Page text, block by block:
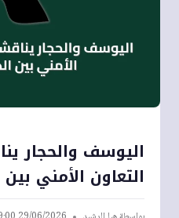
اليوسف والحجار
التعاون الأمني